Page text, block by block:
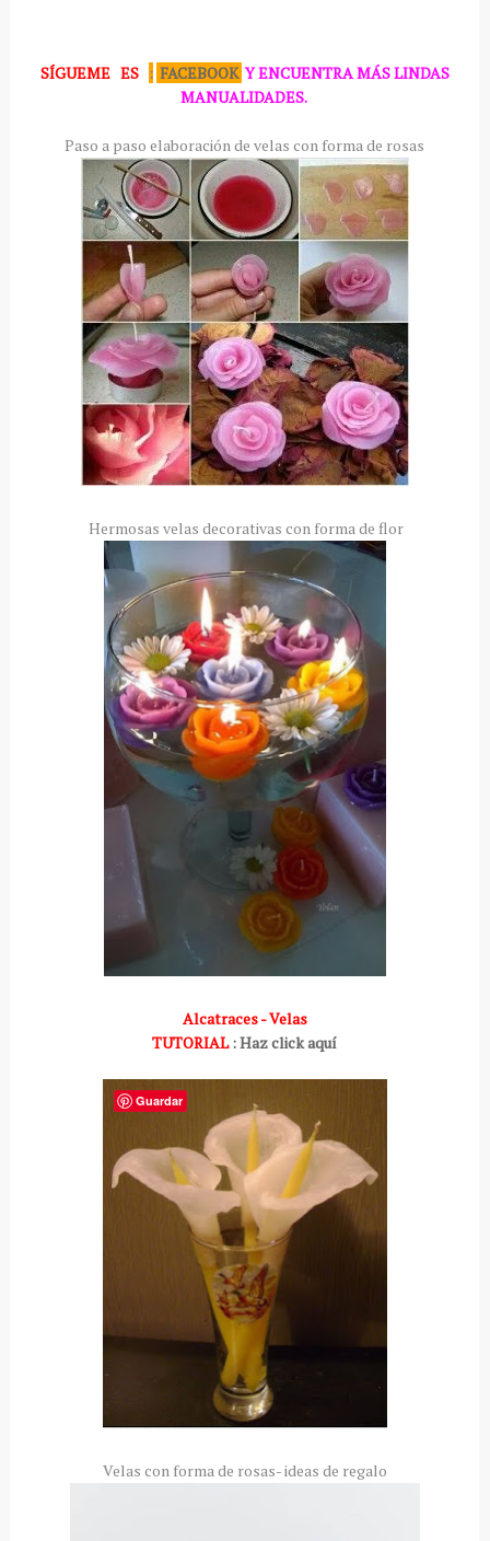
SÍGUEME ES : FACEBOOK Y ENCUENTRA MÁS LINDAS
MANUALIDADES.
Paso a paso elaboración de velas con forma de rosas
Hermosas velas decorativas con forma de flor
Alcatraces - Velas
TUTORIAL: Haz click aquí
Velas con forma de rosas- ideas de regalo
Guardar